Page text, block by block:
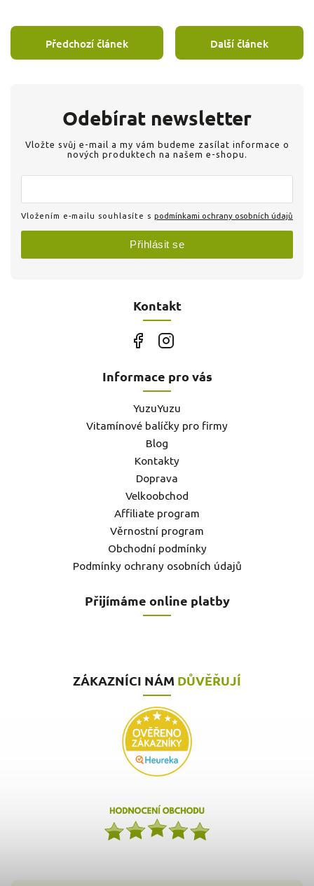
Předchozí článek Další článek
Kontakt
Odebírat newsletter
Vložte svůj e-mail a my vám budeme zasílat informace o
nových produktech na našem e-shopu.
Vložením e-mailu souhlasíte s podmínkami ochrany osobních údajů
Přihlásit se
Informace pro vás
YuzuYuzu
Vitamínové balíčky pro firmy
Blog
Kontakty
Doprava
Velkoobchod
Affiliate program
Věrnostní program
Obchodní podmínky
Podmínky ochrany osobních údajů
Přijímáme online platby
ZÁKAZNÍCI NÁM DŮVĚŘUJÍ